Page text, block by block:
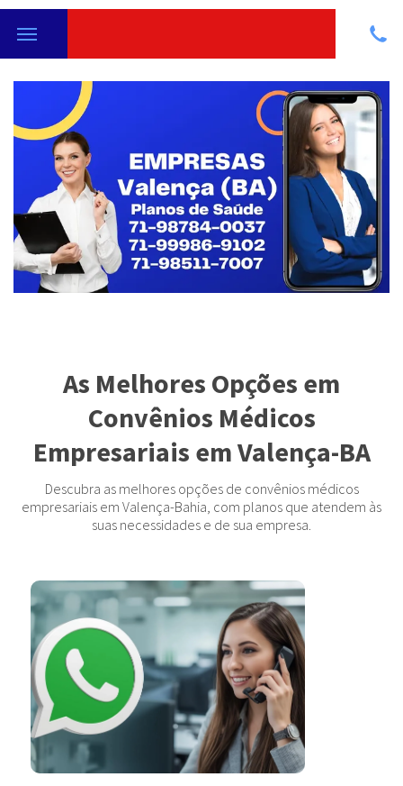
As Melhores Opções em
Convênios Médicos
Empresariais em Valença-BA
Descubra as melhores opções de convênios médicos
empresariais em Valença-Bahia, com planos que atendem às
suas necessidades e de sua empresa.